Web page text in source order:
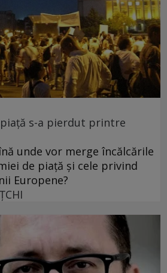
s-a pierdut printre
unde vor merge încălcările
de piață și cele privind
Europene?